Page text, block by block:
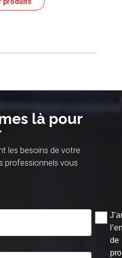
là pour
les besoins de votre
professionnels vous
de